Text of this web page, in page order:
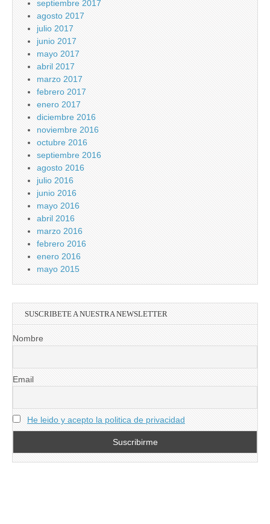
septiembre 2017
agosto 2017
julio 2017
junio 2017
mayo 2017
abril 2017
marzo 2017
febrero 2017
enero 2017
diciembre 2016
noviembre 2016
octubre 2016
septiembre 2016
agosto 2016
julio 2016
junio 2016
mayo 2016
abril 2016
marzo 2016
febrero 2016
enero 2016
mayo 2015
SUSCRIBETE A NUESTRA NEWSLETTER
Nombre
Email
He leido y acepto la politica de privacidad